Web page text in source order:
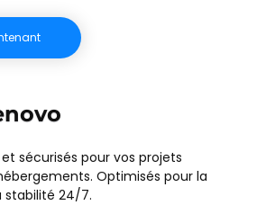
sécurisés pour vos projets
Optimisés pour la
24/7.